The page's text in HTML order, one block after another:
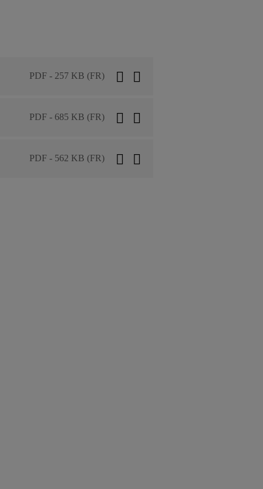
PDF - 257 KB (FR)
PDF - 685 KB (FR)
PDF - 562 KB (FR)